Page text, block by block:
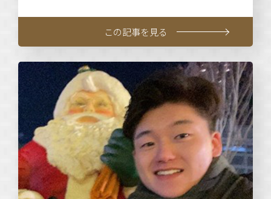
この記事を見る